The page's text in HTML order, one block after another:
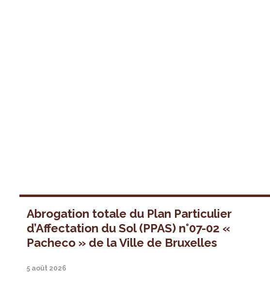
Abrogation totale du Plan Particulier
d’Affectation du Sol (PPAS) n°07-02 «
Pacheco » de la Ville de Bruxelles
5 août 2026